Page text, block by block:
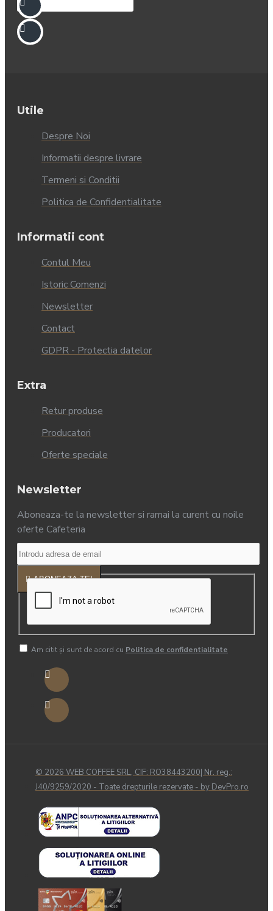
Utile
Despre Noi
Informatii despre livrare
Termeni si Conditii
Politica de Confidentialitate
Informatii cont
Contul Meu
Istoric Comenzi
Newsletter
Contact
GDPR - Protectia datelor
Extra
Retur produse
Producatori
Oferte speciale
Newsletter
Aboneaza-te la newsletter si ramai la curent cu noile
oferte Cafeteria
ABONEAZA-TE!
Am citit şi sunt de acord cu Politica de confidentialitate
© 2026 WEB COFFEE SRL, CIF: RO38443200| Nr. reg.:
J40/9259/2020 - Toate drepturile rezervate - by DevPro.ro